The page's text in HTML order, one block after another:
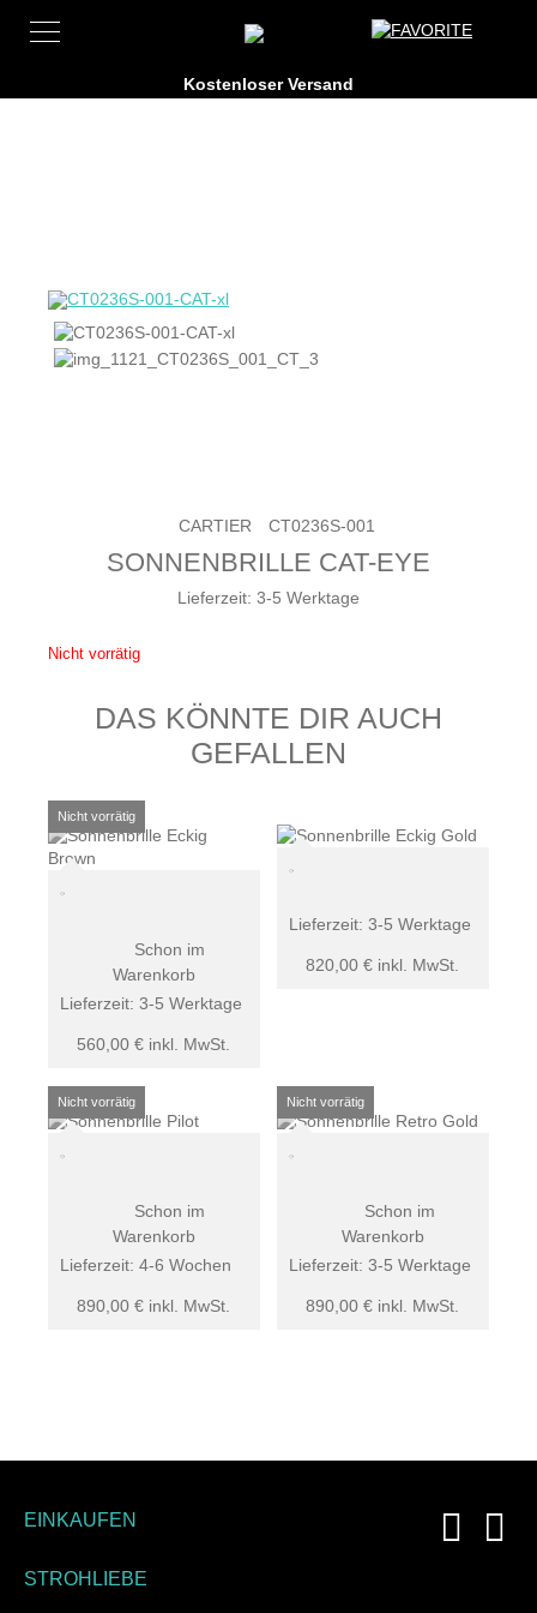
CT0236S-001
CARTIER
SONNENBRILLE CAT-EYE
Lieferzeit: 3-5 Werktage
Nicht vorrätig
DAS KÖNNTE DIR AUCH
GEFALLEN
560,00 € inkl. MwSt.
Lieferzeit: 3-5 Werktage
Schon im
Warenkorb
820,00€ inkl. MwSt.
Lieferzeit:3-5 Werktage
890,00 € inkl. MwSt.
Lieferzeit: 4-6 Wochen
Schon im
Warenkorb
890,00€ inkl. MwSt.
Lieferzeit:3-5 Werktage
Schon im
Warenkorb
EINKAUFEN
STROHLIEBE